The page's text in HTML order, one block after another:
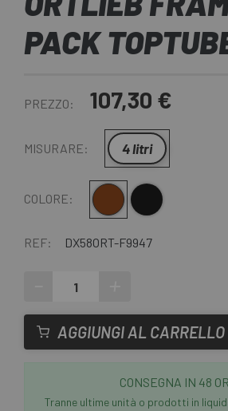
PACK
PREZZO: 107,30 €
MISURARE: 4 litri
COLORE: MarroneNero
REF: DX58ORT-F9947
AGGIUNGI AL CARRELLO
CONSEGNA IN 48
Tranne ultime unità o prodotti in